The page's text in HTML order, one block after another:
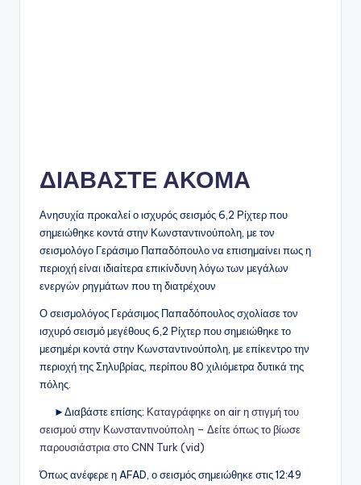
ΔΙΑΒΑΣΤΕ ΑΚΟΜΑ
Ανησυχία προκαλεί ο ισχυρός σεισμός 6,2 Ρίχτερ που
σημειώθηκε κοντά στην Κωνσταντινούπολη, με τον
σεισμολόγο Γεράσιμο Παπαδόπουλο να επισημαίνει πως η
περιοχή είναι ιδιαίτερα επικίνδυνη λόγω των μεγάλων
ενεργών ρηγμάτων που τη διατρέχουν
Ο σεισμολόγος Γεράσιμος Παπαδόπουλος σχολίασε τον
ισχυρό σεισμό μεγέθους 6,2 Ρίχτερ που σημειώθηκε το
μεσημέρι κοντά στην Κωνσταντινούπολη, με επίκεντρο την
περιοχή της Σηλυβρίας, περίπου 80 χιλιόμετρα δυτικά της
πόλης.
►Διαβάστε επίσης: Καταγράφηκε on air η στιγμή του
σεισμού στην Κωνσταντινούπολη – Δείτε όπως το βίωσε
παρουσιάστρια στο CNN Turk (vid)
Όπως ανέφερε η AFAD, ο σεισμός σημειώθηκε στις 12:49